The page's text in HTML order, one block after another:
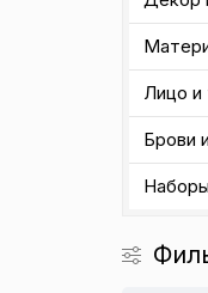
Лицо и
Брови